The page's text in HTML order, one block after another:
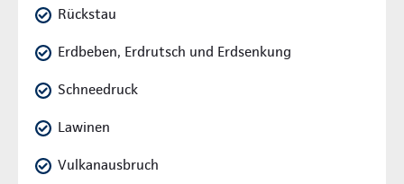
Rückstau
Erdbeben, Erdrutsch und Erdsenkung
Schneedruck
Lawinen
Vulkanausbruch